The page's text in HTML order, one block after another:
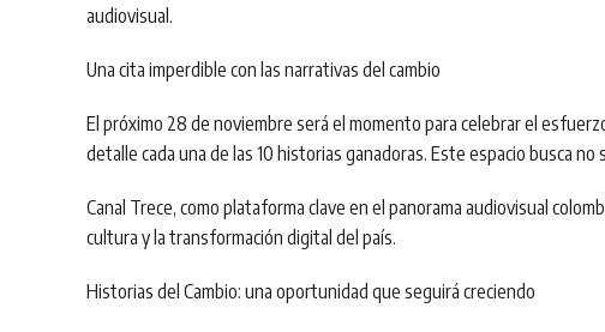
audiovisual.
Una cita imperdible con las narrativas del cambio
El próximo 28 de noviembre será el momento para celebrar el
detalle cada una de las 10 historias ganadoras. Este espacio busca
Canal Trece, como plataforma clave en el panorama audiovisual
cultura y la transformación digital del país.
Historias del Cambio: una oportunidad que seguirá creciendo